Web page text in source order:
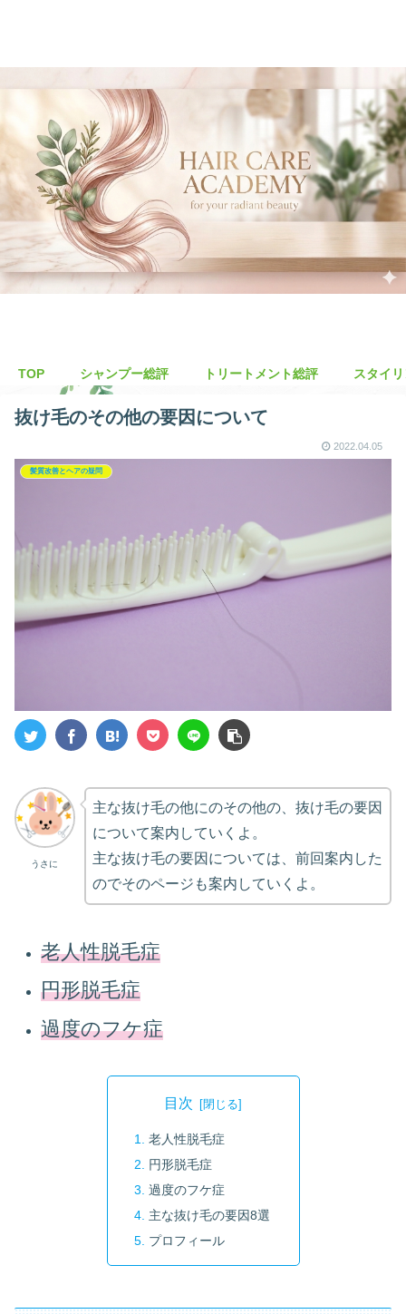
TOP シャンプー総評 トリートメント総評 スタイ
抜け毛のその他の要因について
2022.04.05
髪質改善とヘアの疑問
うさに
主な抜け毛の他にのその他の、抜け毛の要因
について案内していくよ。
主な抜け毛の要因については、前回案内した
のでそのページも案内していくよ。
老人性脱毛症
円形脱毛症
過度のフケ症
目次
老人性脱毛症
円形脱毛症
過度のフケ症
主な抜け毛の要因8選
プロフィール